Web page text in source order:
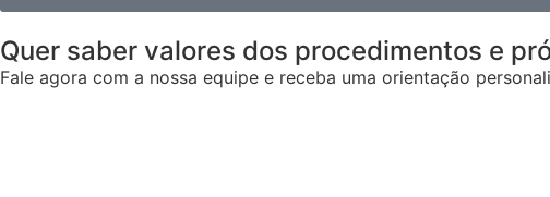
Quer saber valores dos procedimentos e
Fale agora com a nossa equipe e receba uma orientação